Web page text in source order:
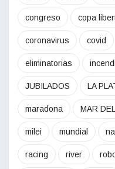
congreso copa
coronavirus covid
eliminatorias
JUBILADOS LA
maradona MAR
milei mundial
racing river